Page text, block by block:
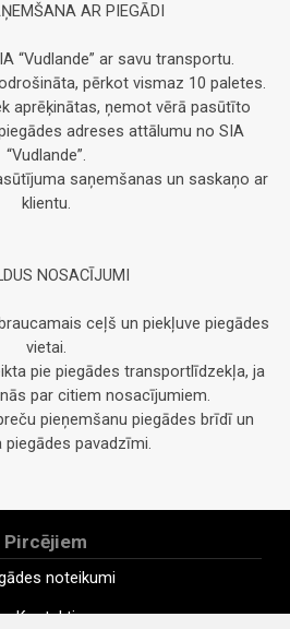
AR PIEGĀDI
“Vudlande” ar savu transportu.
pērkot vismaz 10 paletes.
aprēķinātas, ņemot vērā pasūtīto
adreses attālumu no SIA
“Vudlande”.
saņemšanas un saskaņo ar
klientu.
NOSACĪJUMI
ceļš un piekļuve piegādes
vietai.
pie piegādes transportlīdzekļa, ja
par citiem nosacījumiem.
pieņemšanu piegādes brīdī un
piegādes pavadzīmi.
Pircējiem
noteikumi
Kontakti